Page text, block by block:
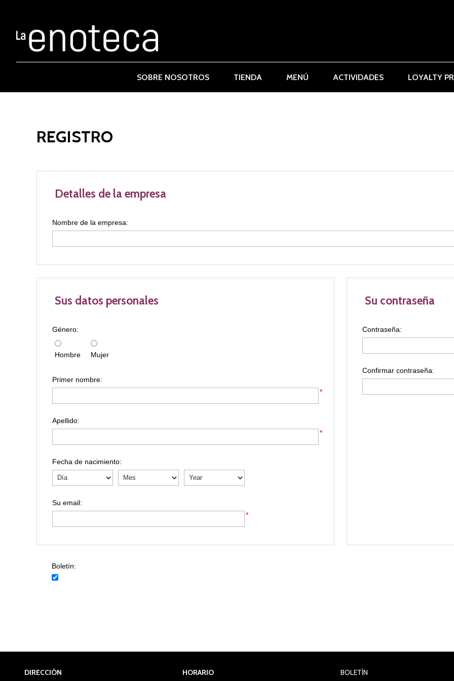
SOBRE NOSOTROS TIENDA MENÚ ACTIVIDADES LOYALTY
REGISTRO
Sus datos personales
Género:
Hombre Mujer
Primer nombre:
*
Apellido:
*
Fecha de nacimiento:
*
Detalles de la empresa
Nombre de la empresa:
Boletín:
Su contraseña
Contraseña:
Confirmar contraseña:
DIRECCIÓN
HORARIO
BOLETÍN